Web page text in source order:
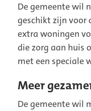
De gemeente wil
geschikt zijn voor
extra woningen
die zorg aan huis
met een speciale
Meer
De gemeente wil